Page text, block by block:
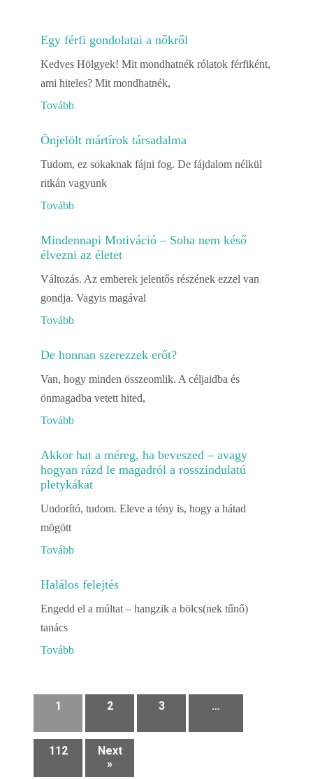
Egy férfi gondolatai a nőkről
Kedves Hölgyek! Mit mondhatnék rólatok férfiként,
ami hiteles? Mit mondhatnék,
Tovább
Önjelölt mártírok társadalma
Tudom, ez sokaknak fájni fog. De fájdalom nélkül
ritkán vagyunk
Tovább
Mindennapi Motiváció – Soha nem késő
élvezni az életet
Változás. Az emberek jelentős részének ezzel van
gondja. Vagyis magával
Tovább
De honnan szerezzek erőt?
Van, hogy minden összeomlik. A céljaidba és
önmagadba vetett hited,
Tovább
Akkor hat a méreg, ha beveszed – avagy
hogyan rázd le magadról a rosszindulatú
pletykákat
Undorító, tudom. Eleve a tény is, hogy a hátad
mögött
Tovább
Halálos felejtés
Engedd el a múltat – hangzik a bölcs(nek tűnő)
tanács
Tovább
1 2 3 …
112
Next
»